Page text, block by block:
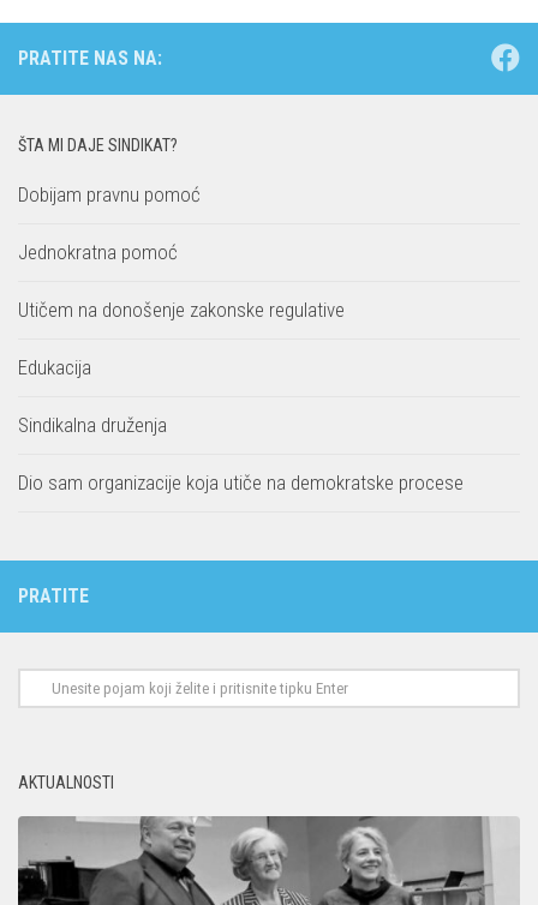
PRATITE NAS NA:
ŠTA MI DAJE SINDIKAT?
Dobijam pravnu pomoć
Jednokratna pomoć
Utičem na donošenje zakonske regulative
Edukacija
Sindikalna druženja
Dio sam organizacije koja utiče na demokratske procese
PRATITE
AKTUALNOSTI